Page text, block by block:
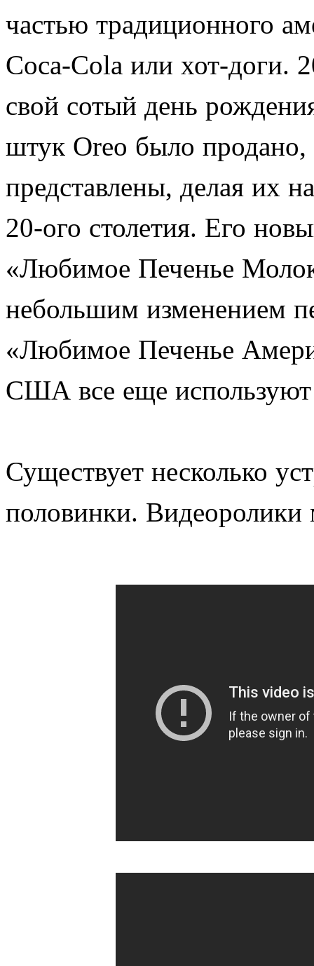
частью традиционного
Coca-Cola или хот-доги.
свой сотый день
штук Oreo было
представлены, делая их
20-ого столетия. Его
«Любимое Печенье
небольшим изменением
«Любимое Печенье
США все еще используют
Существует несколько
половинки.